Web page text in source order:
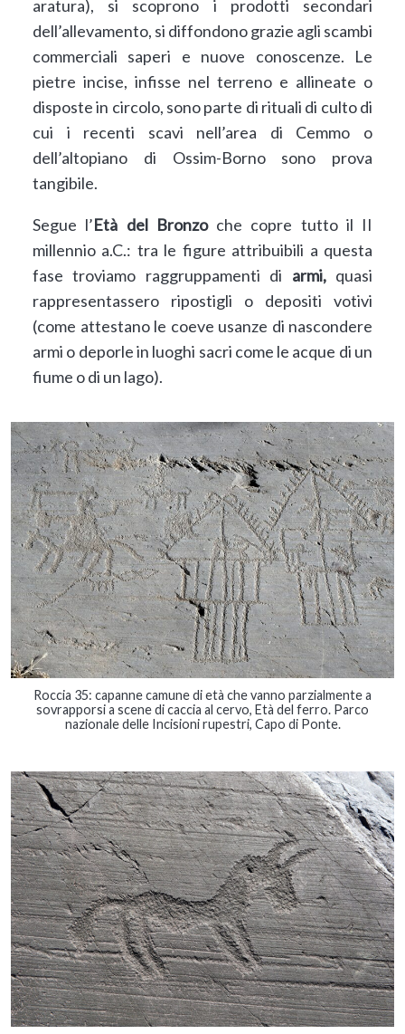
aratura), si scoprono i prodotti secondari
dell’allevamento, si diffondono grazie agli scambi
commerciali saperi e nuove conoscenze. Le
pietre incise, infisse nel terreno e allineate o
disposte in circolo, sono parte di rituali di culto di
cui i recenti scavi nell’area di Cemmo o
dell’altopiano di Ossim-Borno sono prova
tangibile.
Segue l’Età del Bronzoche copre tutto il II
millennio a.C.: tra le figure attribuibili a questa
fase troviamo raggruppamenti di armi,quasi
rappresentassero ripostigli o depositi votivi
(come attestano le coeve usanze di nascondere
armi o deporle in luoghi sacri come le acque di un
fiume o di un lago).
Roccia 35: capanne camune di età che vanno parzialmente a
sovrapporsi a scene di caccia al cervo, Età del ferro. Parco
nazionale delle Incisioni rupestri, Capo di Ponte.